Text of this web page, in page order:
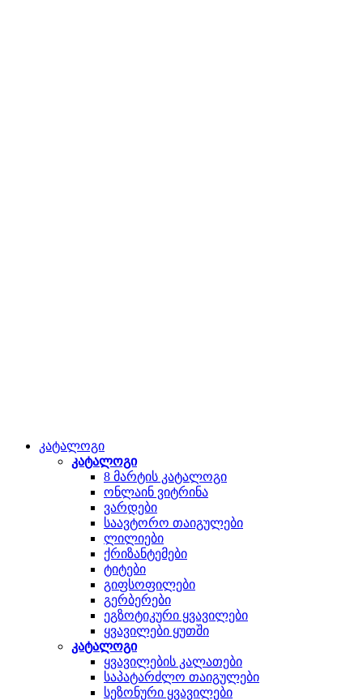
კატალოგი
კატალოგი
8 მარტის კატალოგი
ონლაინ ვიტრინა
ვარდები
საავტორო თაიგულები
ლილიები
ქრიზანტემები
ტიტები
გიფსოფილები
გერბერები
ეგზოტიკური ყვავილები
ყვავილები ყუთში
კატალოგი
ყვავილების კალათები
საპატარძლო თაიგულები
სეზონური ყვავილები